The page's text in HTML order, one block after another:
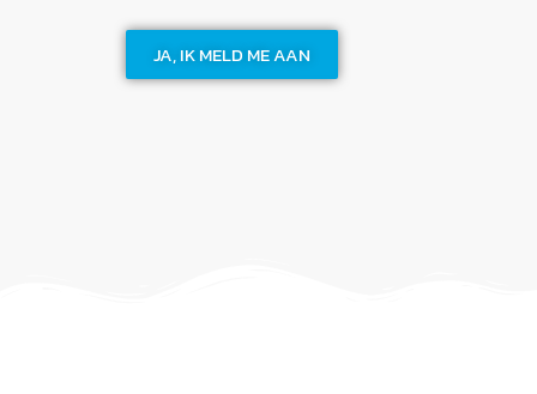
JA, IK MELD ME AAN